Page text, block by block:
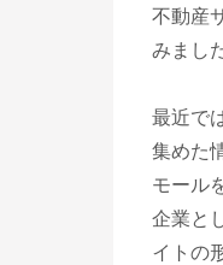
不動産
みまし
最近で
集めた
モール
企業と
イトの